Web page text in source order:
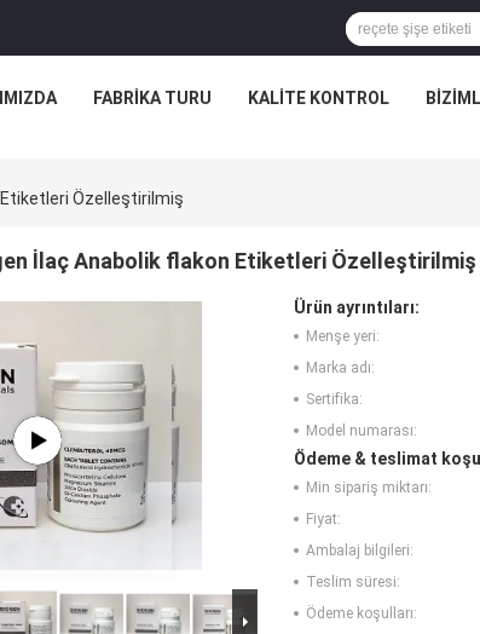
FABRIKA TURU KALITE KONTROL
Özelleştirilmiş
İlaç Anabolik flakon Etiketleri Özelleştirilmiş
Ürün ayrıntıları:
Menşe yeri:
Marka adı:
Sertifika:
Model numarası:
Ödeme & teslimat
Min sipariş miktarı:
Fiyat:
Ambalaj bilgileri:
Teslim süresi:
Ödeme koşulları: